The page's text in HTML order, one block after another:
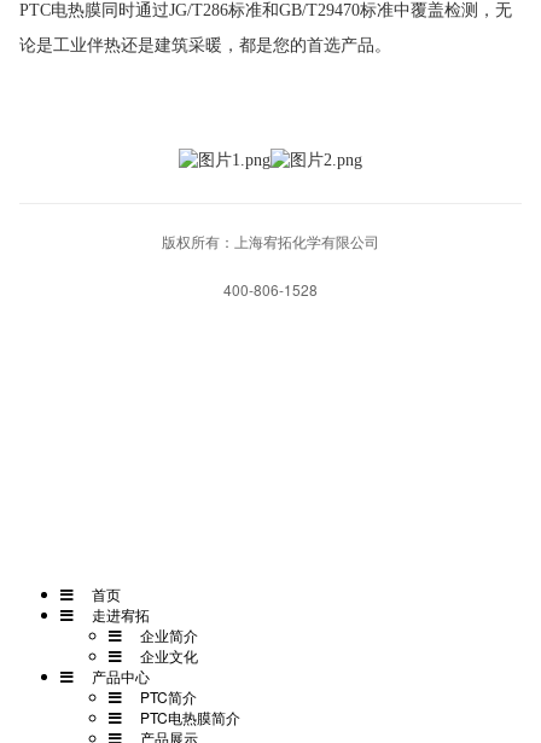
PTC电热膜同时通过JG/T286标准和GB/T29470标准中覆盖检测，无
论是工业伴热还是建筑采暖，都是您的首选产品。
版权所有：上海宥拓化学有限公司
400-806-1528
首页
走进宥拓
企业简介
企业文化
产品中心
PTC简介
PTC电热膜简介
产品展示